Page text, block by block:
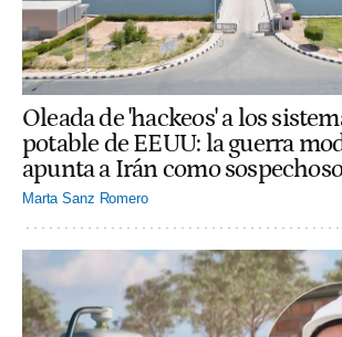
Oleada de 'hackeos' a los
potable de EEUU: la guerra
apunta a Irán como sospechoso
Marta Sanz Romero